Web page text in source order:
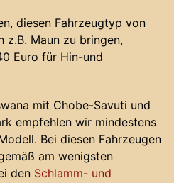
diesen Fahrzeugtyp von
z.B. Maun zu bringen,
Euro für Hin-und
mit Chobe-Savuti und
empfehlen wir mindestens
Bei diesen Fahrzeugen
am wenigsten
den Schlamm- und